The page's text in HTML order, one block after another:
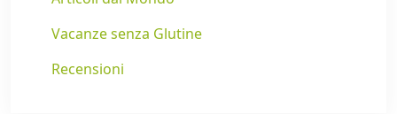
Vacanze senza Glutine
Recensioni